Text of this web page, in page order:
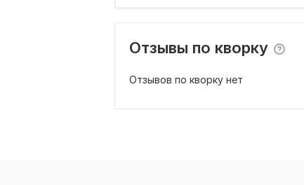
Отзывы по кворку
Отзывов по кворку нет